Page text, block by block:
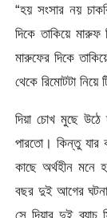
“হয় সংসার নয়
দিকে তাকিয়ে মারুফ
মারুফের দিকে
থেকে রিমোটটা নিয়ে
দিয়া চোখ মুছে
পারতো। কিন্তু যার
কাছে অর্থহীন মনে
বছর দুই আগের
সে দিয়ার দুই ব্যাচ